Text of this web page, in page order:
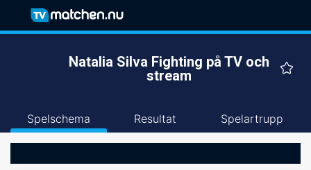
Natalia Silva Fighting på TV och
stream
Spelschema Resultat Spelartrupp